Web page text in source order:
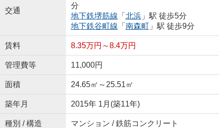
交通
分
地下鉄堺筋線 「 北浜」駅 徒歩5分
地下鉄谷町線 「 南森町」駅 徒歩9分
賃料 8.35万円～8.4万円
管理費等 11,000円
面積 24.65㎡～25.51㎡
築年月 2015年 1月(築11年)
種別 / 構造 マンション / 鉄筋コンクリート